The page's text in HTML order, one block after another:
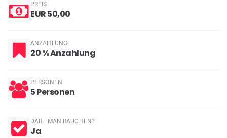
PREIS
EUR 50,00
ANZAHLUNG
20 % Anzahlung
PERSONEN
5 Personen
DARF MAN RAUCHEN?
Ja